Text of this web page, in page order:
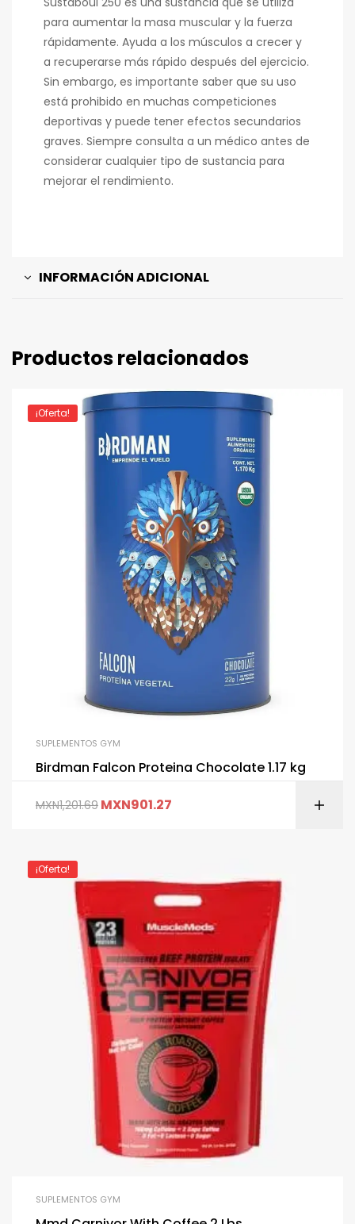
para aumentar la masa muscular y la fuerza
rápidamente. Ayuda a los músculos a crecer y
a recuperarse más rápido después del ejercicio.
Sin embargo, es importante saber que su uso
está prohibido en muchas competiciones
deportivas y puede tener efectos secundarios
graves. Siempre consulta a un médico antes de
considerar cualquier tipo de sustancia para
mejorar el rendimiento.
INFORMACIÓN ADICIONAL
Productos relacionados
¡Oferta!
SUPLEMENTOS GYM
Birdman Falcon Proteina Chocolate 1.17 kg
MXN1,201.69 MXN901.27
¡Oferta!
SUPLEMENTOS GYM